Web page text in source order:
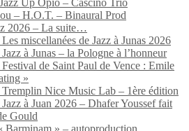
Up Opio – Cascino Trio
– H.O.T. – Binaural Prod
2026 – La suite…
miscellanées de Jazz à Junas 2026
à Junas – la Pologne à l’honneur
de Saint Paul de Vence : Emile
»
Nice Music Lab – 1ère édition
à Juan 2026 – Dhafer Youssef fait
Gould
» – autoproduction